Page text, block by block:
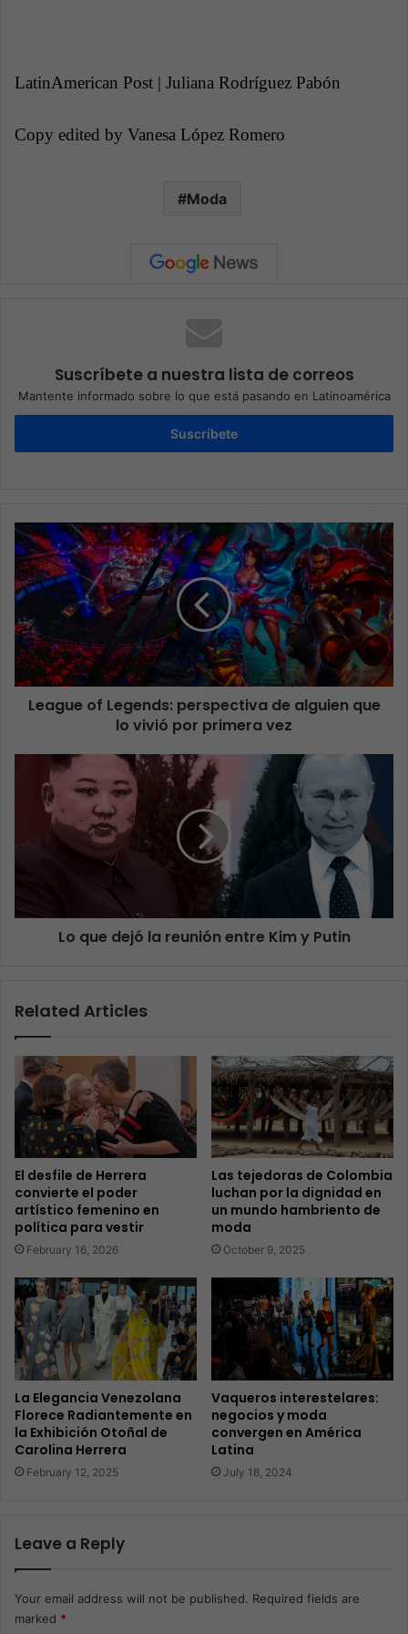
LatinAmerican Post | Juliana Rodríguez Pabón
Copy edited by Vanesa López Romero
Moda
Suscríbete a nuestra lista de correos
Mantente informado sobre lo que está pasando en Latinoamérica
Suscríbete
League of Legends: perspectiva de alguien que
lo vivió por primera vez
Lo que dejó la reunión entre Kim y Putin
Related Articles
El desfile de Herrera
convierte el poder
artístico femenino en
política para vestir
February 16, 2026
Las tejedoras de Colombia
luchan por la dignidad en
un mundo hambriento de
moda
October 9, 2025
La Elegancia Venezolana
Florece Radiantemente en
la Exhibición Otoñal de
Carolina Herrera
February 12, 2025
Vaqueros interestelares:
negocios y moda
convergen en América
Latina
July 18, 2024
Leave a Reply
Your email address will not be published. Required fields are
marked *